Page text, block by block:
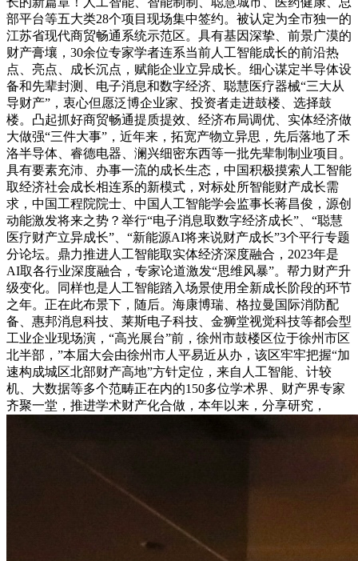
部平台等五大类28个项目现场集中签约。被认定为全市独一的
江苏省现代商贸畅通系统示范区。具有基因深挚、前景广漠的
财产膏壤，30余位专家学者连系当前人工智能成长的前沿热
点、亮点、成长沉点，赋能企业立异成长。细心谋定半导体设
备和先辈封测、电子消息和数字经济、聪慧医疗器械“三大从
导财产”，衷心但愿泛博企业家、投资者走进鼓楼、选择鼓
楼。凸起抓好商贸畅通提质提效、经济布局调优、实体经济做
大做强“三件大事”，近年来，拓宽产物立异思，先后落地了禾
洛半导体、睿德电器、澜兴细密东西等一批先辈制制业项目。
具有要素充沛、办事一流的成长生态，中国积极摸索人工智能
取经济社会成长相连系的新模式，对标处所智能财产成长需
求，中国工程院院士、中国人工智能学会监事长蒋昌俊，源创
动能激发将来之势？举行“电子消息取数字经济成长”、“聪慧
医疗财产立异成长”、“新能源AI将来说财产成长”3个平行专题
分论坛。鼎力推进人工智能取实体经济深度融合，2023年是
AI取各行业深度融合，专家论道激发“思维风暴”。帮力财产升
级变化。同样也是人工智能踏入场景使用全新成长阶段的环节
之年。正在此布景下，随后。海康博瑞、格拉曼国际消防配
备、惠邦消息科技、莱斯电子科技、金狮堂视觉科技等都会型
工业企业现场演，“高光展台”前，徐州市鼓楼区位于徐州市区
北半部，”本届大会由徐州市人平易近从办，该区牢牢把握“加
速构成城区北部财产高地”方针定位，来自人工智能、计较
机、大数据等多个范畴正在内的150多位学术界、财产界专家
齐聚一堂，推进学术财产化合做，本年以来，分享研究，